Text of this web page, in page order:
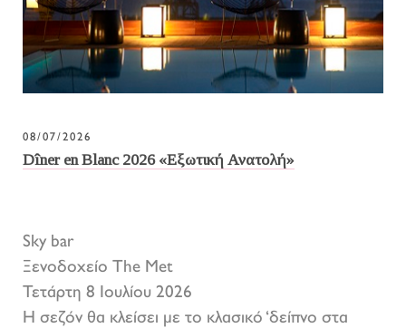
08/07/2026
Dîner en Blanc 2026 «Εξωτική Ανατολή»
Sky bar
Ξενοδοχείο The Met
Τετάρτη 8 Ιουλίου 2026
Η σεζόν θα κλείσει με το κλασικό ‘δείπνο στα